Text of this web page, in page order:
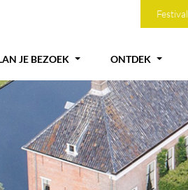
Festival
JE BEZOEK ONTDEK